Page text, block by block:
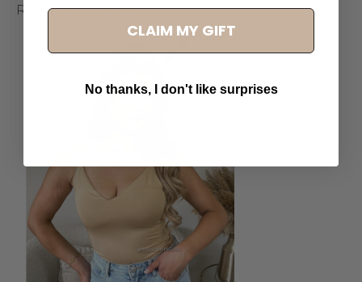
Recente artikelen
CLAIM MY GIFT
No thanks, I don't like surprises